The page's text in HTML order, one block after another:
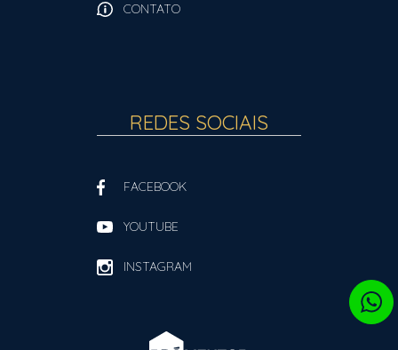
CONTATO
REDES SOCIAIS
FACEBOOK
YOUTUBE
INSTAGRAM